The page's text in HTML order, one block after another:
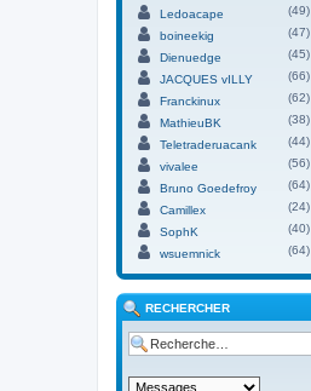
Ledoacape
(49)
boineekig
(47)
Dienuedge
(45)
JACQUES vILLY
(66)
Franckinux
(62)
MathieuBK
(38)
Teletraderuacank
(44)
vivalee
(56)
Bruno Goedefroy
(64)
Camillex
(24)
SophK
(40)
wsuemnick
(64)
RECHERCHER